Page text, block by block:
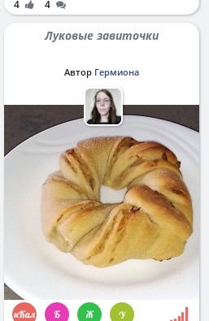
4 4
Луковые завиточки
Автор Гермиона